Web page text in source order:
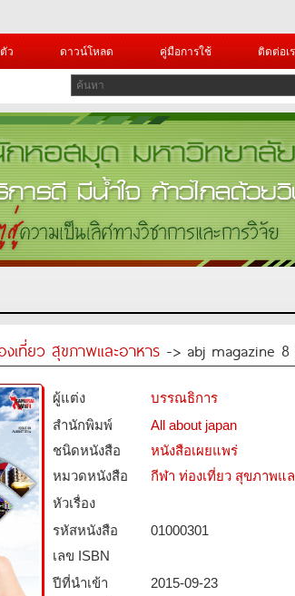
ว ดาวน์โหลด คู่มือการใช้ ติดต่อเ
เที่ยว สุขภาพและอาหาร -> abj magazine 8
ผู้แต่ง
บรรณธิการ
สำนักพิมพ์
All about japan
ชนิดหนังสือ­
หนังสือเผยแพร่
หมวดหนังสือ­
กีฬา ท่องเที่ยว สุขภาพแ
หัวเรื่อง
รหัสหนังสือ­
01000301
เลข ISBN
ปีที่นำเข้า
2015-09-23